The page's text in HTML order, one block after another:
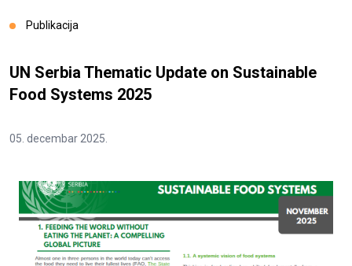
Publikacija
UN Serbia Thematic Update on Sustainable
Food Systems 2025
05. decembar 2025.